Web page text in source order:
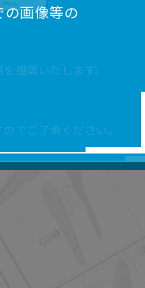
推奨いたします。
でご了承ください。
画像等の
ります。
。
のではあ
生じたとし
社は、本